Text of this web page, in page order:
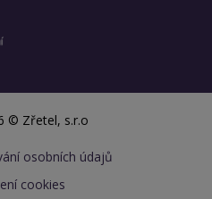
© Zřetel, s.r.o
osobních údajů
cookies